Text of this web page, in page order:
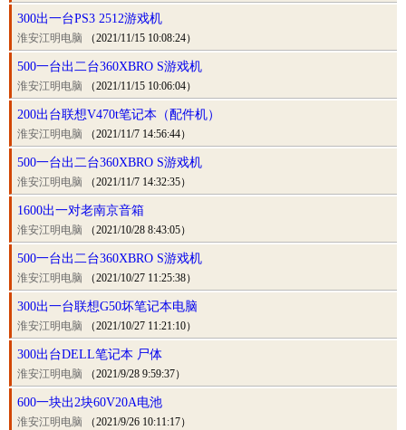
300出一台PS3 2512游戏机
淮安江明电脑 （2021/11/15 10:08:24）
500一台出二台360XBRO S游戏机
淮安江明电脑 （2021/11/15 10:06:04）
200出台联想V470t笔记本（配件机）
淮安江明电脑 （2021/11/7 14:56:44）
500一台出二台360XBRO S游戏机
淮安江明电脑 （2021/11/7 14:32:35）
1600出一对老南京音箱
淮安江明电脑 （2021/10/28 8:43:05）
500一台出二台360XBRO S游戏机
淮安江明电脑 （2021/10/27 11:25:38）
300出一台联想G50坏笔记本电脑
淮安江明电脑 （2021/10/27 11:21:10）
300出台DELL笔记本 尸体
淮安江明电脑 （2021/9/28 9:59:37）
600一块出2块60V20A电池
淮安江明电脑 （2021/9/26 10:11:17）